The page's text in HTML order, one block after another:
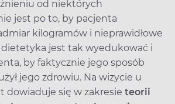
od niektórych
jest po to, by pacjenta
kilogramów i nieprawidłowe
jest tak wyedukować i
by faktycznie jego sposób
jego zdrowiu. Na wizycie u
dowiaduje się w zakresie teorii